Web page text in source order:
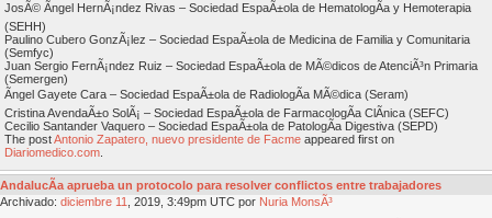
JosÃ© Ãngel HernÃ¡ndez Rivas – Sociedad EspaÃ±ola de HematologÃ­a y Hemoterapia
(SEHH)
Paulino Cubero GonzÃ¡lez – Sociedad EspaÃ±ola de Medicina de Familia y Comunitaria
(Semfyc)
Juan Sergio FernÃ¡ndez Ruiz – Sociedad EspaÃ±ola de MÃ©dicos de AtenciÃ³n Primaria
(Semergen)
Ãngel Gayete Cara – Sociedad EspaÃ±ola de RadiologÃ­a MÃ©dica (Seram)
Cristina AvendaÃ±o SolÃ¡ – Sociedad EspaÃ±ola de FarmacologÃ­a ClÃ­nica (SEFC)
Cecilio Santander Vaquero – Sociedad EspaÃ±ola de PatologÃ­a Digestiva (SEPD)
The postAntonio Zapatero, nuevo presidente de Facme appeared first on
Diariomedico.com
AndalucÃ­a aprueba un protocolo para resolver conflictos entre trabajadores
Archivado: diciembre 11 , 2019, 3:49pm UTC por Nuria MonsÃ³